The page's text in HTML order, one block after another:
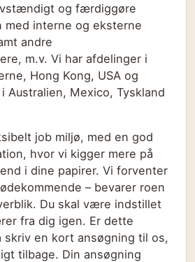
og færdiggøre
med interne og eksterne
andre
m.v. Vi har afdelinger i
Hong Kong, USA og
Australien, Mexico, Tyskland
job miljø, med en god
hvor vi kigger mere på
i dine papirer. Vi forventer
– bevarer roen
Du skal være indstillet
fra dig igen. Er dette
skriv en kort ansøgning til os,
tilbage. Din ansøgning